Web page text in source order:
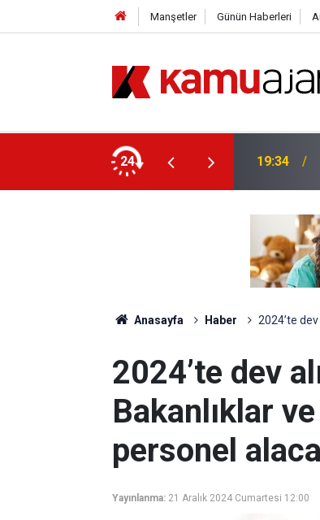
Manşetler Günün Haberleri
24
Bu Sene Yapılacak Mı? 19:34
Anasayfa Haber 2024’te
2024’te dev
Bakanlıklar
personel
Yayınlanma: 21 Aralık 2024 Cumartesi 12:00